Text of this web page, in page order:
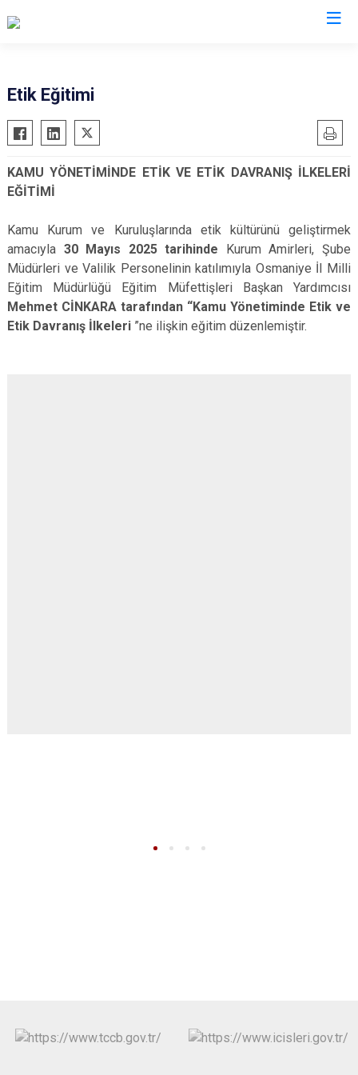
Etik Eğitimi
KAMU YÖNETİMİNDE ETİK VE ETİK DAVRANIŞ İLKELERİ
EĞİTİMİ
Kamu Kurum ve Kuruluşlarında etik kültürünü geliştirmek
amacıyla 30 Mayıs 2025 tarihinde Kurum Amirleri, Şube
Müdürleri ve Valilik Personelinin katılımıyla Osmaniye İl Milli
Eğitim Müdürlüğü Eğitim Müfettişleri Başkan Yardımcısı
Mehmet CİNKARA tarafından “Kamu Yönetiminde Etik ve
Etik Davranış İlkeleri ”ne ilişkin eğitim düzenlemiştir.